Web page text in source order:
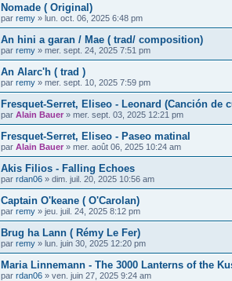
Nomade ( Original)
par remy » lun. oct. 06, 2025 6:48 pm
An hini a garan / Mae ( trad/ composition)
par remy » mer. sept. 24, 2025 7:51 pm
An Alarc'h ( trad )
par remy » mer. sept. 10, 2025 7:59 pm
Fresquet-Serret, Eliseo - Leonard (Canción de
par Alain Bauer » mer. sept. 03, 2025 12:21 pm
Fresquet-Serret, Eliseo - Paseo matinal
par Alain Bauer » mer. août 06, 2025 10:24 am
Akis Filios - Falling Echoes
par rdan06 » dim. juil. 20, 2025 10:56 am
Captain O'keane ( O'Carolan)
par remy » jeu. juil. 24, 2025 8:12 pm
Brug ha Lann ( Rémy Le Fer)
par remy » lun. juin 30, 2025 12:20 pm
Maria Linnemann - The 3000 Lanterns of the
par rdan06 » ven. juin 27, 2025 9:24 am